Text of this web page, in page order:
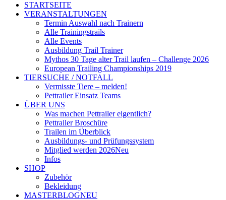
STARTSEITE
VERANSTALTUNGEN
Termin Auswahl nach Trainern
Alle Trainingstrails
Alle Events
Ausbildung Trail Trainer
Mythos 30 Tage alter Trail laufen – Challenge 2026
European Trailing Championships 2019
TIERSUCHE / NOTFALL
Vermisste Tiere – melden!
Pettrailer Einsatz Teams
ÜBER UNS
Was machen Pettrailer eigentlich?
Pettrailer Broschüre
Trailen im Überblick
Ausbildungs- und Prüfungssystem
Mitglied werden 2026Neu
Infos
SHOP
Zubehör
Bekleidung
MASTERBLOGNEU